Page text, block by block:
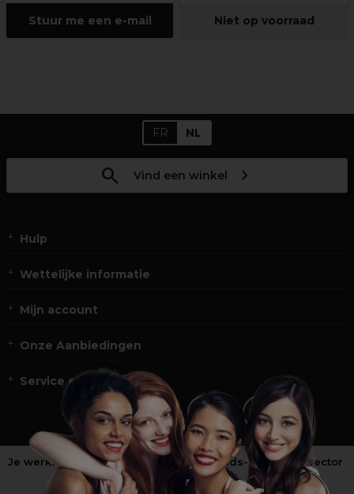
Stuur me een e-mail Niet op voorraad
FR NL
Vind een winkel
Hulp
Wettelijke informatie
Mijn account
Onze Aanbiedingen
Service en Contact
Je werkt niet in de kappers-, schoonheids- of barbiersector